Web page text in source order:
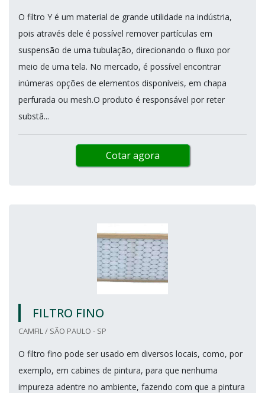
O filtro Y é um material de grande utilidade na indústria,
pois através dele é possível remover partículas em
suspensão de uma tubulação, direcionando o fluxo por
meio de uma tela. No mercado, é possível encontrar
inúmeras opções de elementos disponíveis, em chapa
perfurada ou mesh.O produto é responsável por reter
substâ...
Cotar agora
FILTRO FINO
CAMFIL / SÃO PAULO - SP
O filtro fino pode ser usado em diversos locais, como, por
exemplo, em cabines de pintura, para que nenhuma
impureza adentre no ambiente, fazendo com que a pintura